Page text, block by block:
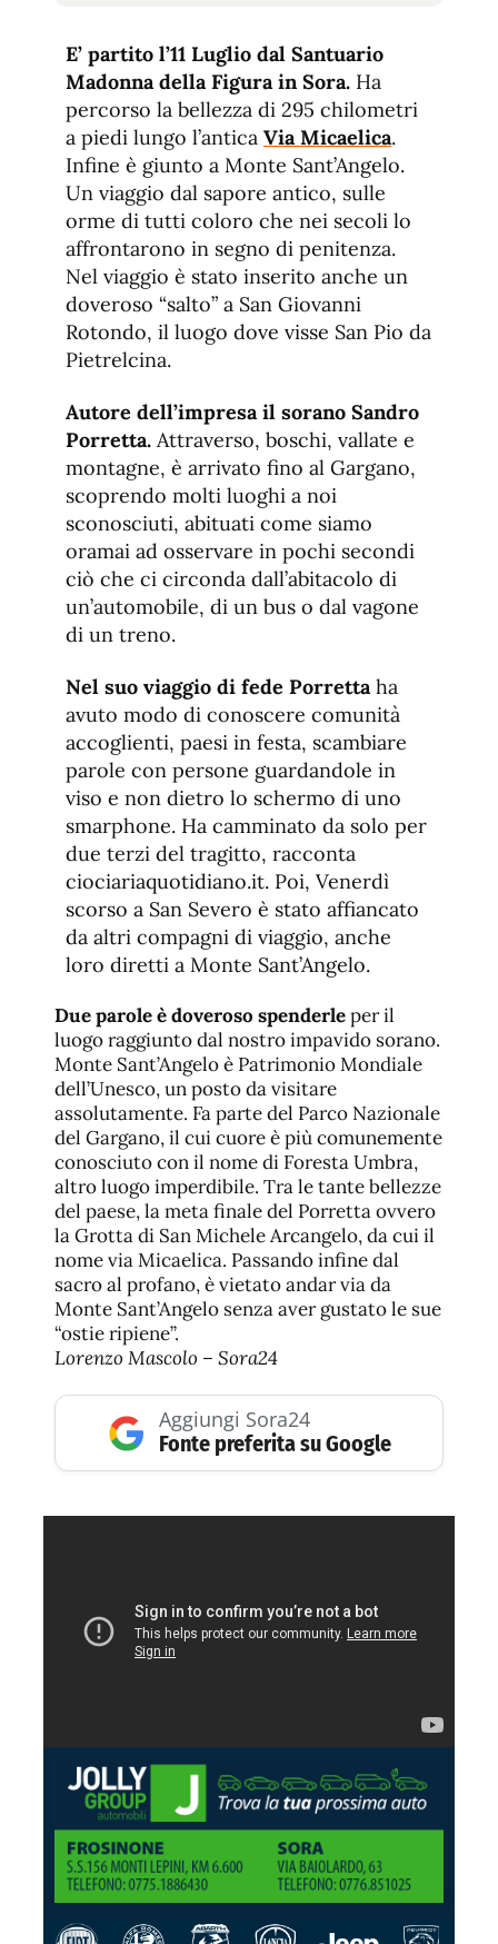
de
fuente
de
fuente.
E’ partito l’11 Luglio dal Santuario
Madonna della Figura in Sora. Ha
percorso la bellezza di 295 chilometri
a piedi lungo l’antica Via Micaelica.
Infine è giunto a Monte Sant’Angelo.
Un viaggio dal sapore antico, sulle
orme di tutti coloro che nei secoli lo
affrontarono in segno di penitenza.
Nel viaggio è stato inserito anche un
doveroso “salto” a San Giovanni
Rotondo, il luogo dove visse San Pio da
Pietrelcina.
Autore dell’impresa il sorano Sandro
Porretta. Attraverso, boschi, vallate e
montagne, è arrivato fino al Gargano,
scoprendo molti luoghi a noi
sconosciuti, abituati come siamo
oramai ad osservare in pochi secondi
ciò che ci circonda dall’abitacolo di
un’automobile, di un bus o dal vagone
di un treno.
Nel suo viaggio di fede Porrettaha
avuto modo di conoscere comunità
accoglienti, paesi in festa, scambiare
parole con persone guardandole in
viso e non dietro lo schermo di uno
smarphone. Ha camminato da solo per
due terzi del tragitto, racconta
ciociariaquotidiano.it. Poi, Venerdì
scorso a San Severo è stato affiancato
da altri compagni di viaggio, anche
loro diretti a Monte Sant’Angelo.
Due parole è doveroso spenderleper il
luogo raggiunto dal nostro impavido sorano.
Monte Sant’Angelo è Patrimonio Mondiale
dell’Unesco, un posto da visitare
assolutamente. Fa parte del Parco Nazionale
del Gargano, il cui cuore è più comunemente
conosciuto con il nome di Foresta Umbra,
altro luogo imperdibile. Tra le tante bellezze
del paese, la meta finale del Porretta ovvero
laGrottadi San Michele Arcangelo, da cui il
nome via Micaelica. Passando infine dal
sacro al profano, è vietato andar via da
Monte Sant’Angelo senza aver gustato le sue
“ostie ripiene”.
Lorenzo Mascolo – Sora24
Aggiungi Sora24
Fonte preferita su Google